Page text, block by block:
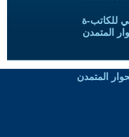
للكاتب-ة
المتمدن
المتمدن